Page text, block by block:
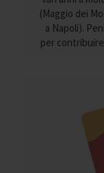
(Maggio dei
a Napoli).
per